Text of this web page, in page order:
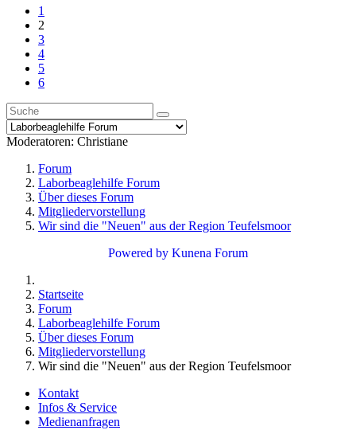
1
2
3
4
5
6
Moderatoren: Christiane
Forum
Laborbeaglehilfe Forum
Über dieses Forum
Mitgliedervorstellung
Wir sind die "Neuen" aus der Region Teufelsmoor
Powered by Kunena Forum
Startseite
Forum
Laborbeaglehilfe Forum
Über dieses Forum
Mitgliedervorstellung
Wir sind die "Neuen" aus der Region Teufelsmoor
Kontakt
Infos & Service
Medienanfragen